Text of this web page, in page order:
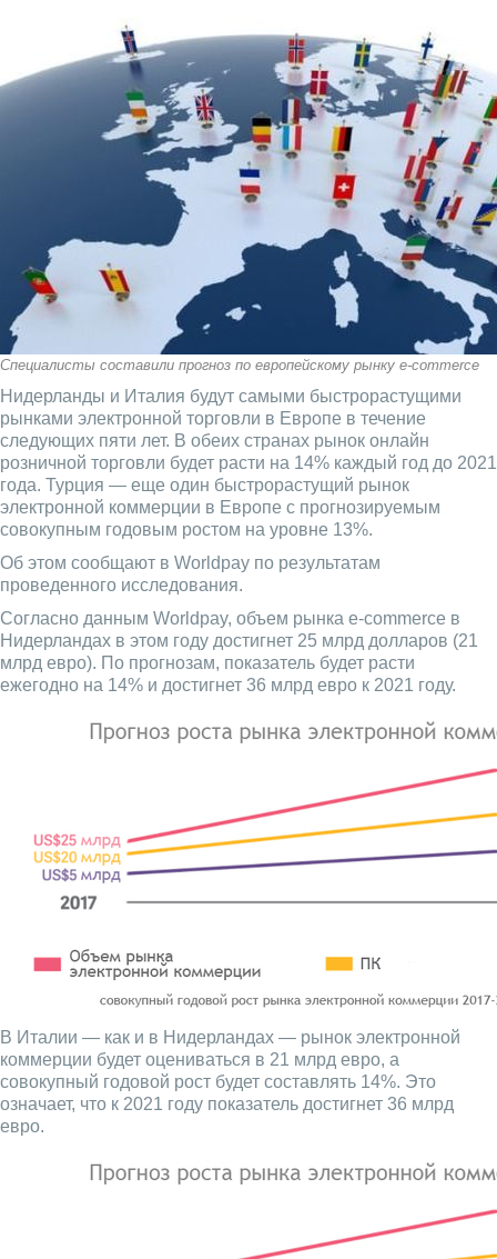
Специалисты составили прогноз по европейскому рынку e-commerce
Нидерланды и Италия будут самыми быстрорастущими
рынками электронной торговли в Европе в течение
следующих пяти лет. В обеих странах рынок онлайн
розничной торговли будет расти на 14% каждый год до 2021
года. Турция — еще один быстрорастущий рынок
электронной коммерции в Европе с прогнозируемым
совокупным годовым ростом на уровне 13%.
Об этом сообщают в Worldpay по результатам
проведенного исследования.
Согласно данным Worldpay, объем рынка e-commerce в
Нидерландах в этом году достигнет 25 млрд долларов (21
млрд евро). По прогнозам, показатель будет расти
ежегодно на 14% и достигнет 36 млрд евро к 2021 году.
В Италии — как и в Нидерландах — рынок электронной
коммерции будет оцениваться в 21 млрд евро, а
совокупный годовой рост будет составлять 14%. Это
означает, что к 2021 году показатель достигнет 36 млрд
евро.